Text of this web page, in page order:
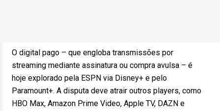
O digital pago – que engloba transmissões por
streaming mediante assinatura ou compra avulsa – é
hoje explorado pela ESPN via Disney+ e pelo
Paramount+. A disputa deve atrair outros players, como
HBO Max, Amazon Prime Video, Apple TV, DAZN e